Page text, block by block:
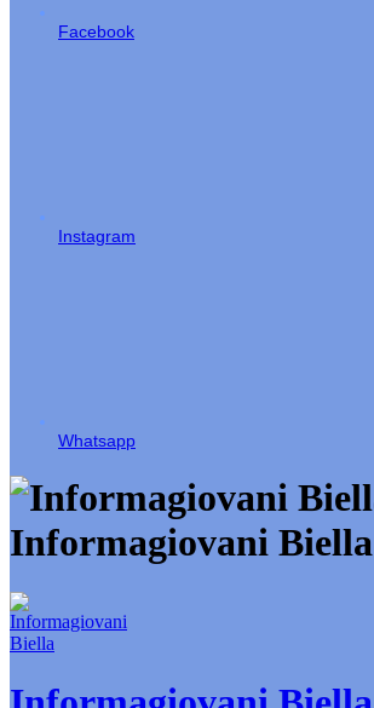
Facebook
Instagram
Whatsapp
Informagiovani Biella